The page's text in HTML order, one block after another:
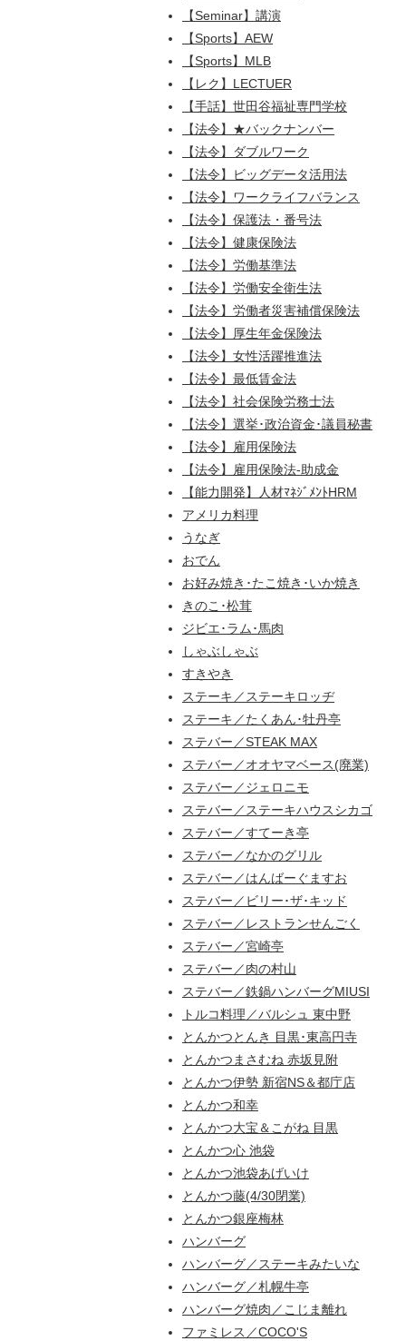
【Seminar】講演
【Sports】AEW
【Sports】MLB
【レク】LECTUER
【手話】世田谷福祉専門学校
【法令】★バックナンバー
【法令】ダブルワーク
【法令】ビッグデータ活用法
【法令】ワークライフバランス
【法令】保護法・番号法
【法令】健康保険法
【法令】労働基準法
【法令】労働安全衛生法
【法令】労働者災害補償保険法
【法令】厚生年金保険法
【法令】女性活躍推進法
【法令】最低賃金法
【法令】社会保険労務士法
【法令】選挙･政治資金･議員秘書
【法令】雇用保険法
【法令】雇用保険法-助成金
【能力開発】人材ﾏﾈｼﾞﾒﾝﾄHRM
アメリカ料理
うなぎ
おでん
お好み焼き･たこ焼き･いか焼き
きのこ･松茸
ジビエ･ラム･馬肉
しゃぶしゃぶ
すきやき
ステーキ／ステーキロッヂ
ステーキ／たくあん･牡丹亭
ステバー／STEAK MAX
ステバー／オオヤマベース(廃業)
ステバー／ジェロニモ
ステバー／ステーキハウスシカゴ
ステバー／すてーき亭
ステバー／なかのグリル
ステバー／はんばーぐますお
ステバー／ビリー･ザ･キッド
ステバー／レストランせんごく
ステバー／宮崎亭
ステバー／肉の村山
ステバー／鉄鍋ハンバーグMIUSI
トルコ料理／バルシュ 東中野
とんかつとんき 目黒･東高円寺
とんかつまさむね 赤坂見附
とんかつ伊勢 新宿NS＆都庁店
とんかつ和幸
とんかつ大宝＆こがね 目黒
とんかつ心 池袋
とんかつ池袋あげいけ
とんかつ藤(4/30閉業)
とんかつ銀座梅林
ハンバーグ
ハンバーグ／ステーキみたいな
ハンバーグ／札幌牛亭
ハンバーグ焼肉／こじま離れ
ファミレス／COCO'S